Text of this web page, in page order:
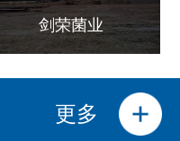
剑荣菌业
更多